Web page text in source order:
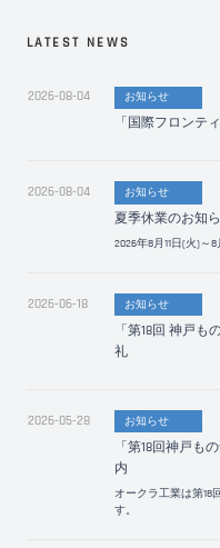
LATEST NEWS
2026-08-04 お知らせ
「国際フロンテ
2026-08-04 お知らせ
夏季休業のお知
2026年8月11日(火)～8
2026-06-18 お知らせ
「第18回 神戸
礼
2026-05-28 お知らせ
「第18回神戸も
内
オークラ工業は第18
す。